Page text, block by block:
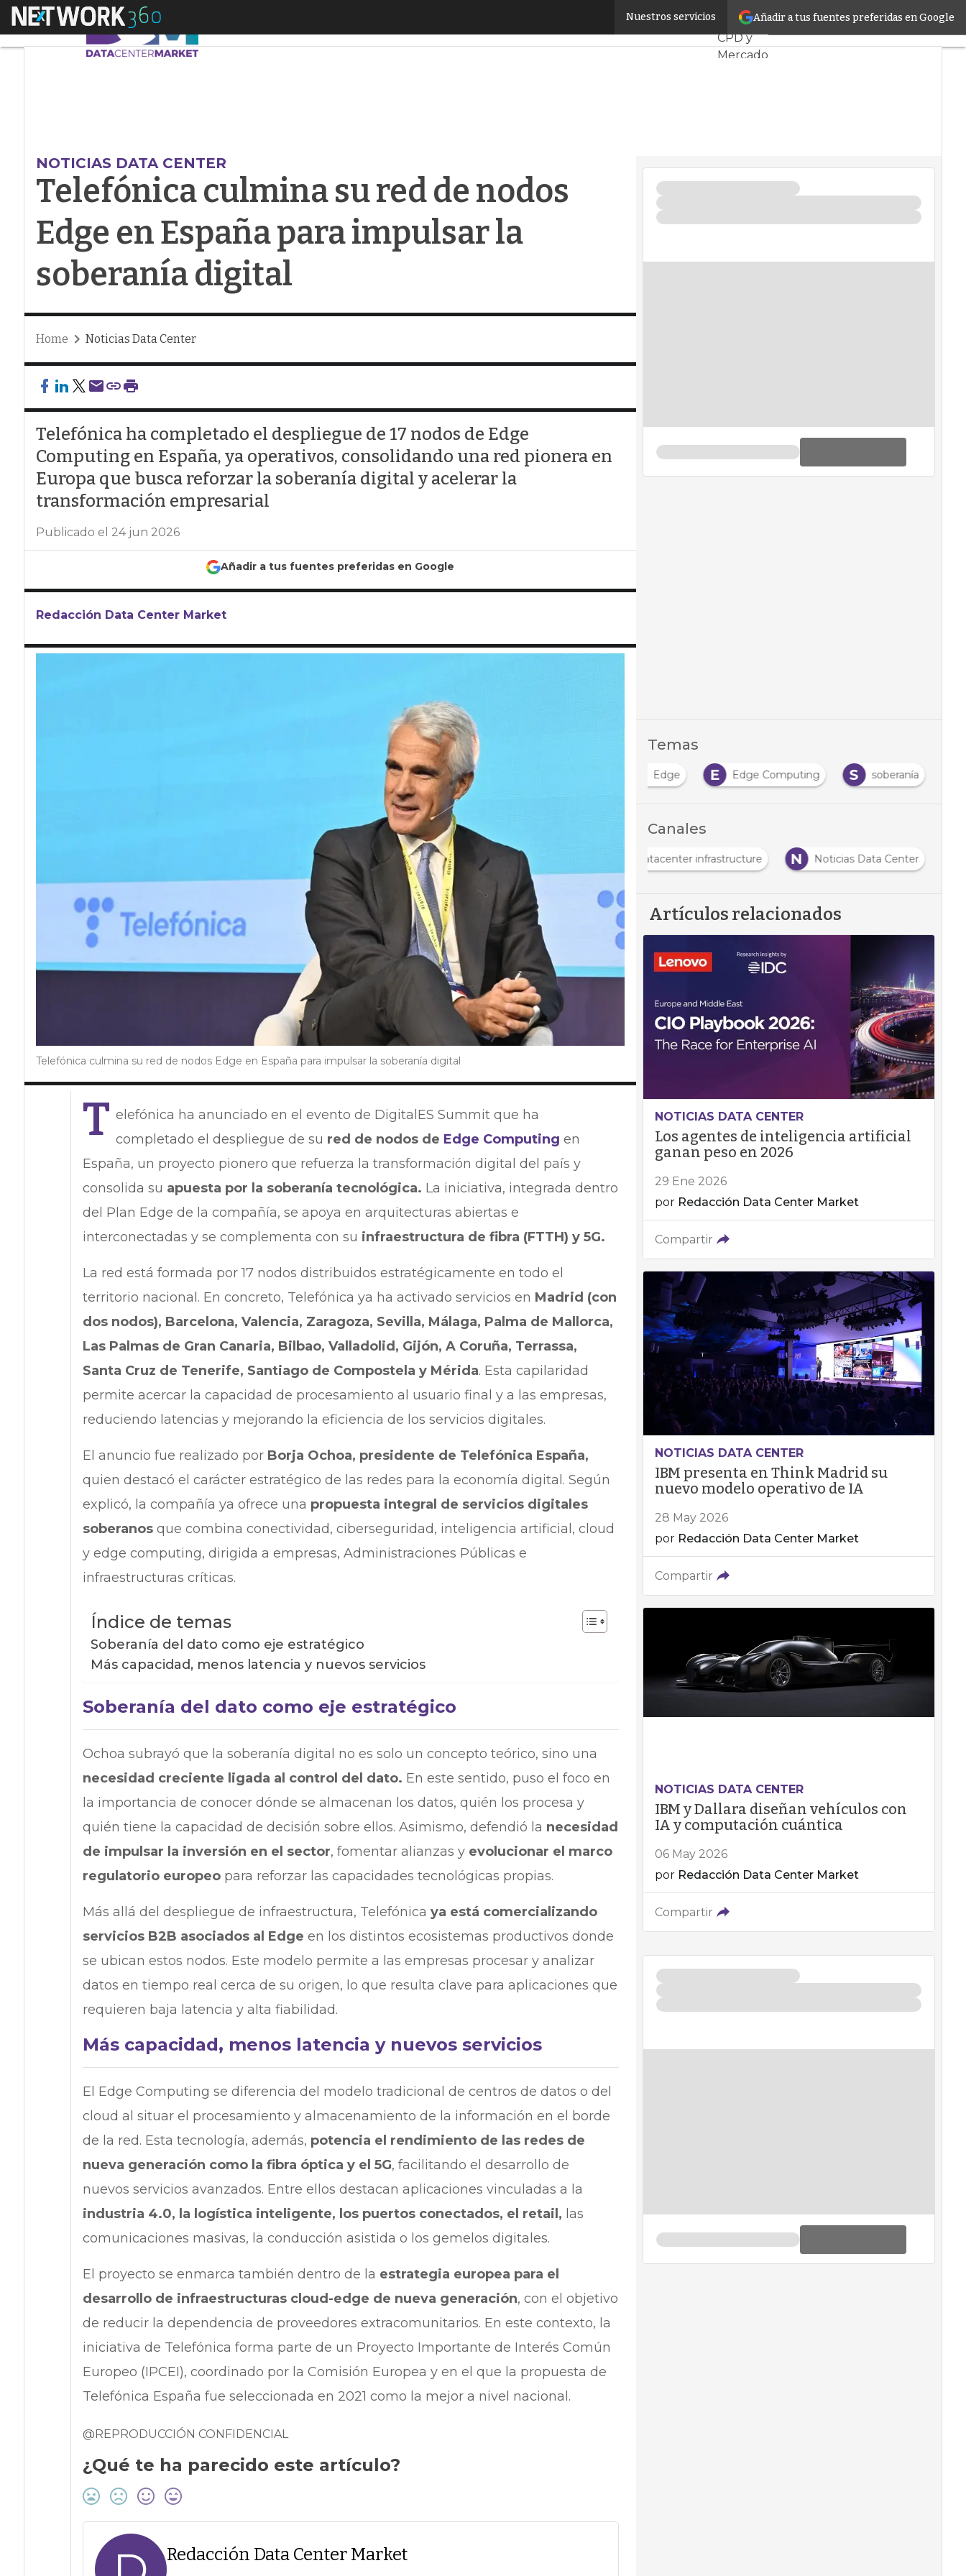
Añadir a tus fuentes preferidas en Google
Nuestros servicios
Menú Telefónica culmina su red de nodos Edge en España para impulsar la soberanía digital
Servidores
CPD y
Mercado
Inteligencia
NOTICIAS DATA CENTER
Telefónica culmina su red de nodos
Edge en España para impulsar la
soberanía digital
Home Noticias Data Center
Telefónica ha completado el despliegue de 17 nodos de Edge
Computing en España, ya operativos, consolidando una red pionera en
Europa que busca reforzar la soberanía digital y acelerar la
transformación empresarial
Publicado el 24 jun 2026
Añadir a tus fuentes preferidas en Google
Redacción Data Center Market
Telefónica culmina su red de nodos Edge en España para impulsar la soberanía digital
T elefónica ha anunciado en el evento de DigitalES Summit que ha
completado el despliegue de su red de nodos de Edge Computing en
España, un proyecto pionero que refuerza la transformación digital del país y
consolida su apuesta por la soberanía tecnológica. La iniciativa, integrada dentro
del Plan Edge de la compañía, se apoya en arquitecturas abiertas e
interconectadas y se complementa con su infraestructura de fibra (FTTH) y 5G.
La red está formada por 17 nodos distribuidos estratégicamente en todo el
territorio nacional. En concreto, Telefónica ya ha activado servicios en Madrid (con
dos nodos), Barcelona, Valencia, Zaragoza, Sevilla, Málaga, Palma de Mallorca,
Las Palmas de Gran Canaria, Bilbao, Valladolid, Gijón, A Coruña, Terrassa,
Santa Cruz de Tenerife, Santiago de Compostela y Mérida. Esta capilaridad
permite acercar la capacidad de procesamiento al usuario final y a las empresas,
reduciendo latencias y mejorando la eficiencia de los servicios digitales.
El anuncio fue realizado por Borja Ochoa, presidente de Telefónica España,
quien destacó el carácter estratégico de las redes para la economía digital. Según
explicó, la compañía ya ofrece una propuesta integral de servicios digitales
soberanosque combina conectividad, ciberseguridad, inteligencia artificial, cloud
y edge computing, dirigida a empresas, Administraciones Públicas e
infraestructuras críticas.
Índice de temas
Soberanía del dato como eje estratégico
Más capacidad, menos latencia y nuevos servicios
Soberanía del dato como eje estratégico
Ochoa subrayó que la soberanía digital no es solo un concepto teórico, sino una
necesidad creciente ligada al control del dato. En este sentido, puso el foco en
la importancia de conocer dónde se almacenan los datos, quién los procesa y
quién tiene la capacidad de decisión sobre ellos. Asimismo, defendió la necesidad
de impulsar la inversión en el sector, fomentar alianzas y evolucionar el marco
regulatorio europeopara reforzar las capacidades tecnológicas propias.
Más allá del despliegue de infraestructura, Telefónica ya está comercializando
servicios B2B asociados al Edge en los distintos ecosistemas productivos donde
se ubican estos nodos. Este modelo permite a las empresas procesar y analizar
datos en tiempo real cerca de su origen, lo que resulta clave para aplicaciones que
requieren baja latencia y alta fiabilidad.
Más capacidad, menos latencia y nuevos servicios
El Edge Computing se diferencia del modelo tradicional de centros de datos o del
cloud al situar el procesamiento y almacenamiento de la información en el borde
de la red. Esta tecnología, además, potencia el rendimiento de las redes de
nueva generación como la fibra óptica y el 5G, facilitando el desarrollo de
nuevos servicios avanzados. Entre ellos destacan aplicaciones vinculadas a la
industria 4.0, la logística inteligente, los puertos conectados, el retail, las
comunicaciones masivas, la conducción asistida o los gemelos digitales.
El proyecto se enmarca también dentro de la estrategia europea para el
desarrollo de infraestructuras cloud-edge de nueva generación, con el objetivo
de reducir la dependencia de proveedores extracomunitarios. En este contexto, la
iniciativa de Telefónica forma parte de un Proyecto Importante de Interés Común
Europeo (IPCEI), coordinado por la Comisión Europea y en el que la propuesta de
Telefónica España fue seleccionada en 2021 como la mejor a nivel nacional.
@REPRODUCCIÓN CONFIDENCIAL
¿Qué te ha parecido este artículo?
Redacción Data Center Market
Temas
Edge E Edge Computing S soberanía
Canales
Datacenter infrastructure N Noticias Data Center
Artículos relacionados
NOTICIAS DATA CENTER
Los agentes de inteligencia artificial
ganan peso en 2026
29 Ene 2026
por Redacción Data Center Market
Compartir
NOTICIAS DATA CENTER
IBM presenta en Think Madrid su
nuevo modelo operativo de IA
28 May 2026
por Redacción Data Center Market
Compartir
NOTICIAS DATA CENTER
IBM y Dallara diseñan vehículos con
IA y computación cuántica
06 May 2026
por Redacción Data Center Market
Compartir